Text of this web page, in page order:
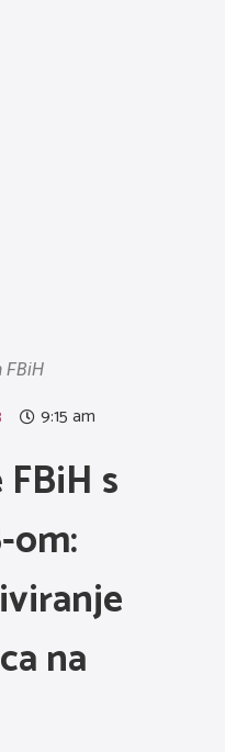
FBiH
9:15 am
s
om:
na